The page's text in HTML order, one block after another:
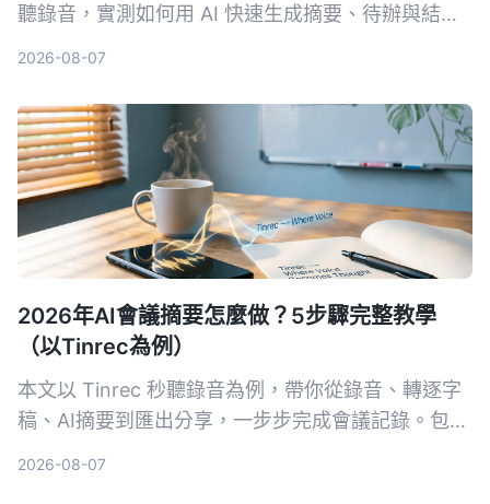
聽錄音，實測如何用 AI 快速生成摘要、待辦與結構
2026-08-07
2026年AI會議摘要怎麼做？5步驟完整教學
（以Tinrec為例）
本文以 Tinrec 秒聽錄音為例，帶你從錄音、轉逐字
稿、AI摘要到匯出分享，一步步完成會議記錄。包含
2026-08-07